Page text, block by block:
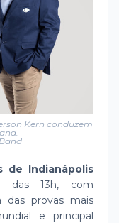
Kern conduzem
de Indianápolis
das 13h, com
das provas mais
e principal